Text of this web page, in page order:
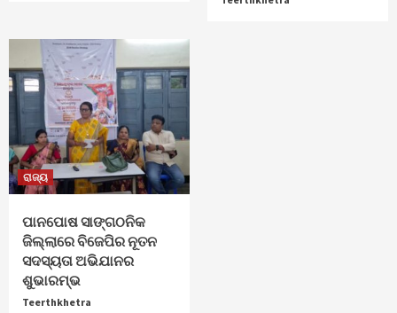
ରାଜ୍ୟ
ପାନପୋଷ ସାଙ୍ଗଠନିକ
ଜିଲ୍ଲାରେ ବିଜେପିର ନୂତନ
ସଦସ୍ୟତା ଅଭିଯାନର
ଶୁଭାରମ୍ଭ
Teerthkhetra